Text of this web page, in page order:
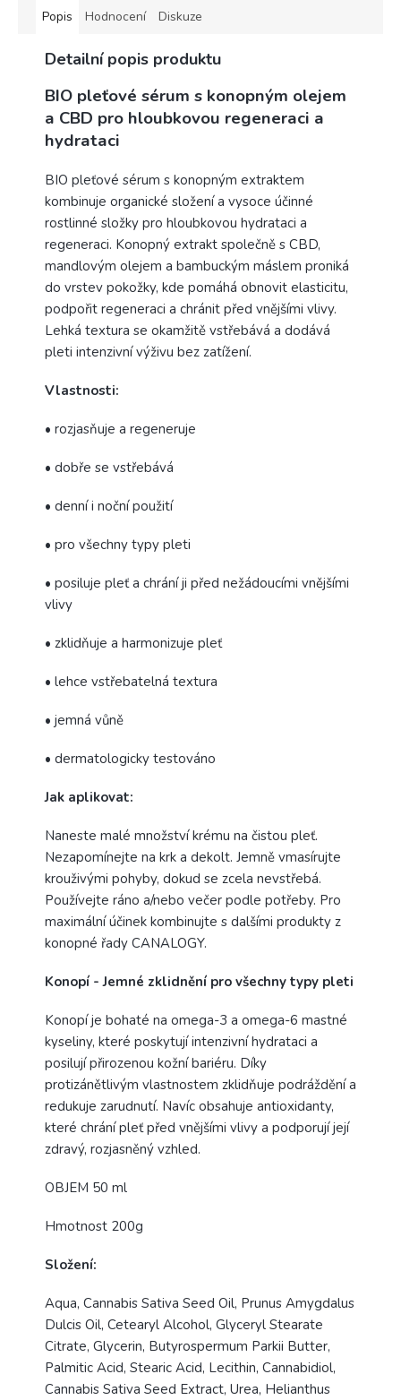
Popis Hodnocení Diskuze
Detailní popis produktu
BIO pleťové sérum s konopným olejem
a CBD pro hloubkovou regeneraci a
hydrataci
BIO pleťové sérum s konopným extraktem
kombinuje organické složení a vysoce účinné
rostlinné složky pro hloubkovou hydrataci a
regeneraci. Konopný extrakt společně s CBD,
mandlovým olejem a bambuckým máslem proniká
do vrstev pokožky, kde pomáhá obnovit elasticitu,
podpořit regeneraci a chránit před vnějšími vlivy.
Lehká textura se okamžitě vstřebává a dodává
pleti intenzivní výživu bez zatížení.
Vlastnosti:
• rozjasňuje a regeneruje
• dobře se vstřebává
• denní i noční použití
• pro všechny typy pleti
• posiluje pleť a chrání ji před nežádoucími vnějšími
vlivy
• zklidňuje a harmonizuje pleť
• lehce vstřebatelná textura
• jemná vůně
• dermatologicky testováno
Jak aplikovat:
Naneste malé množství krému na čistou pleť.
Nezapomínejte na krk a dekolt. Jemně vmasírujte
krouživými pohyby, dokud se zcela nevstřebá.
Používejte ráno a/nebo večer podle potřeby. Pro
maximální účinek kombinujte s dalšími produkty z
konopné řady CANALOGY.
Konopí - Jemné zklidnění pro všechny typy pleti
Konopí je bohaté na omega-3 a omega-6 mastné
kyseliny, které poskytují intenzivní hydrataci a
posilují přirozenou kožní bariéru. Díky
protizánětlivým vlastnostem zklidňuje podráždění a
redukuje zarudnutí. Navíc obsahuje antioxidanty,
které chrání pleť před vnějšími vlivy a podporují její
zdravý, rozjasněný vzhled.
OBJEM 50 ml
Hmotnost 200g
Složení:
Aqua, Cannabis Sativa Seed Oil, Prunus Amygdalus
Dulcis Oil, Cetearyl Alcohol, Glyceryl Stearate
Citrate, Glycerin, Butyrospermum Parkii Butter,
Palmitic Acid, Stearic Acid, Lecithin, Cannabidiol,
Cannabis Sativa Seed Extract, Urea, Helianthus